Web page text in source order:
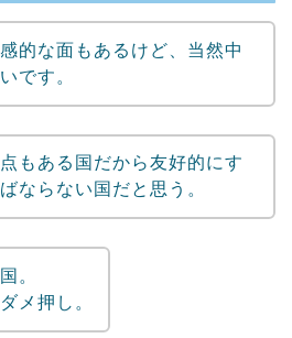
相互RSS
的な面もあるけど、当然中
です。
もある国だから友好的にす
ならない国だと思う。
。
メ押し。